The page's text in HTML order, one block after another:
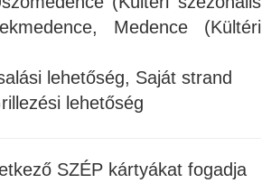
Medence (Kültéri
lehetőség, Saját strand
lehetőség
SZÉP kártyákat fogadja